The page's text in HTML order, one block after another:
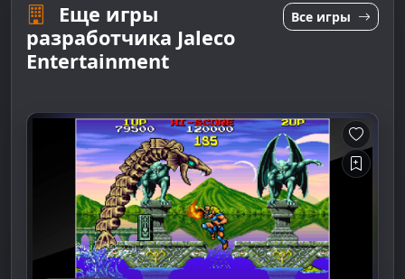
Еще игры
разработчика Jaleco
Entertainment
Все игры